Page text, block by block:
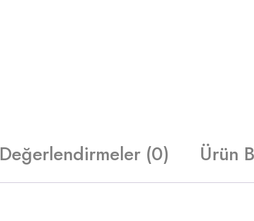
Değerlendirmeler (0) Ürün